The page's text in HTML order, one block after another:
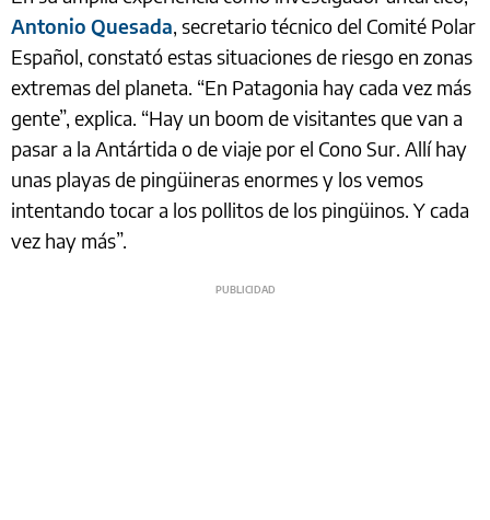
Antonio Quesada, secretario técnico del Comité Polar
Español, constató estas situaciones de riesgo en zonas
extremas del planeta. “En Patagonia hay cada vez más
gente”, explica. “Hay un boom de visitantes que van a
pasar a la Antártida o de viaje por el Cono Sur. Allí hay
unas playas de pingüineras enormes y los vemos
intentando tocar a los pollitos de los pingüinos. Y cada
vez hay más”.